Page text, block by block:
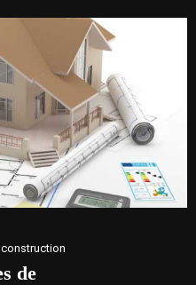
de